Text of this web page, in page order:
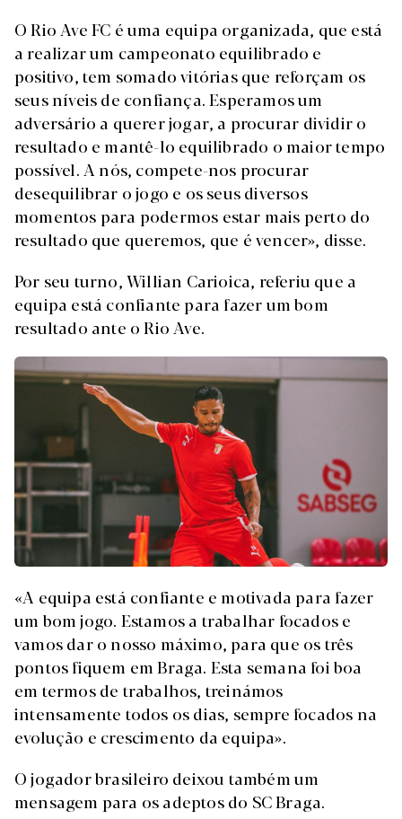
O Rio Ave FC é uma equipa organizada, que está
a realizar um campeonato equilibrado e
positivo, tem somado vitórias que reforçam os
seus níveis de confiança. Esperamos um
adversário a querer jogar, a procurar dividir o
resultado e mantê-lo equilibrado o maior tempo
possível. A nós, compete-nos procurar
desequilibrar o jogo e os seus diversos
momentos para podermos estar mais perto do
resultado que queremos, que é vencer», disse.
Por seu turno, Willian Carioica, referiu que a
equipa está confiante para fazer um bom
resultado ante o Rio Ave.
«A equipa está confiante e motivada para fazer
um bom jogo. Estamos a trabalhar focados e
vamos dar o nosso máximo, para que os três
pontos fiquem em Braga. Esta semana foi boa
em termos de trabalhos, treinámos
intensamente todos os dias, sempre focados na
evolução e crescimento da equipa».
O jogador brasileiro deixou também um
mensagem para os adeptos do SC Braga.